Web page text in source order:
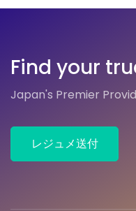
Find your
Japan's Premier
レジュメ送付